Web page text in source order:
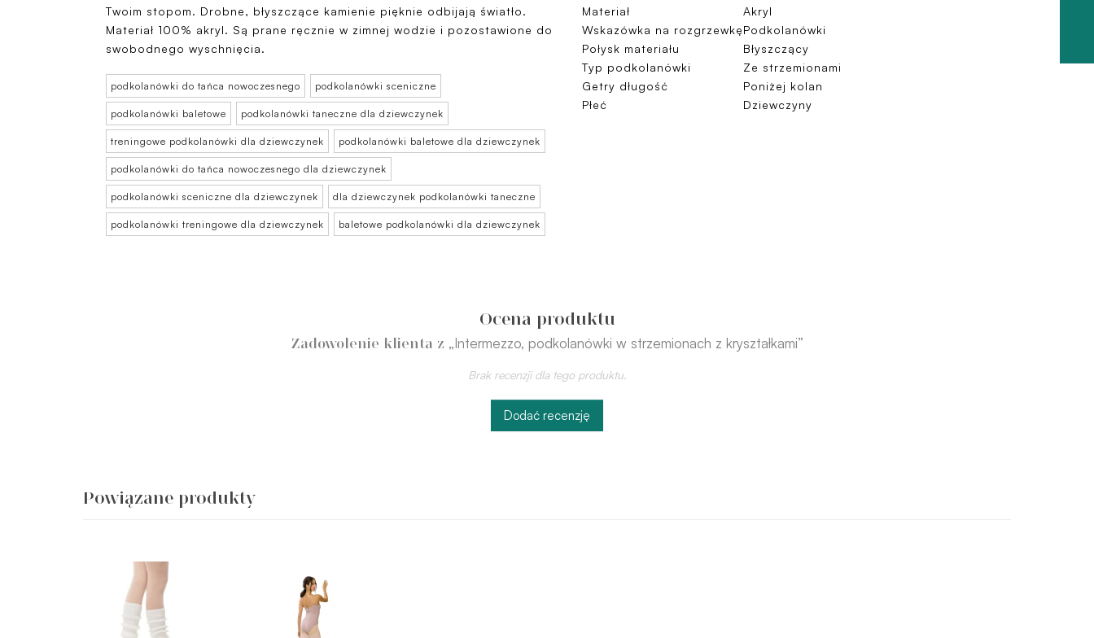
Twoim stopom. Drobne, błyszczące kamienie pięknie odbijają światło.
Materiał 100% akryl. Są prane ręcznie w zimnej wodzie i pozostawione do
swobodnego wyschnięcia.
podkolanówki do tańca nowoczesnego podkolanówki sceniczne
podkolanówki baletowe podkolanówki taneczne dla dziewczynek
treningowe podkolanówki dla dziewczynek podkolanówki baletowe dla dziewczynek
podkolanówki do tańca nowoczesnego dla dziewczynek
podkolanówki sceniczne dla dziewczynek dla dziewczynek podkolanówki taneczne
podkolanówki treningowe dla dziewczynek baletowe podkolanówki dla dziewczynek
Materiał
Akryl
Wskazówka na rozgrzewkęPodkolanówki
Połysk materiału
Błyszczący
Typ podkolanówki
Ze strzemionami
Getry długość
Poniżej kolan
Płeć
Dziewczyny
Ocena produktu
Zadowolenie klienta z „Intermezzo, podkolanówki w strzemionach z kryształkami”
Brak recenzji dla tego produktu.
Dodać recenzję
Powiązane produkty